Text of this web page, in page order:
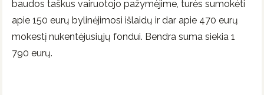
baudos taškus vairuotojo pažymėjime, turės sumokėti
apie 150 eurų bylinėjimosi išlaidų ir dar apie 470 eurų
mokestį nukentėjusiųjų fondui. Bendra suma siekia 1
790 eurų.